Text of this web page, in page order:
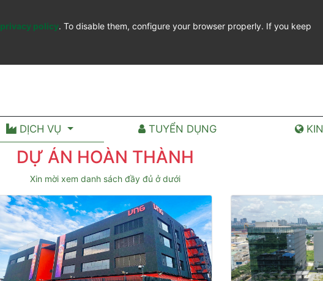
privacy policy. To disable them, configure your browser properly. If you keep
DỊCH VỤ TUYỂN DỤNG
DỰ ÁN HOÀN THÀNH
Xin mời xem danh sách đầy đủ ở dưới